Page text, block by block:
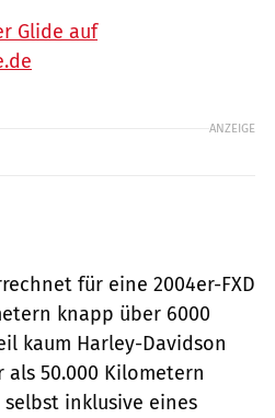
Glide auf
ANZEIGE
für eine 2004er-FXD
knapp über 6000
kaum Harley-Davidson
als 50.000 Kilometern
inklusive eines